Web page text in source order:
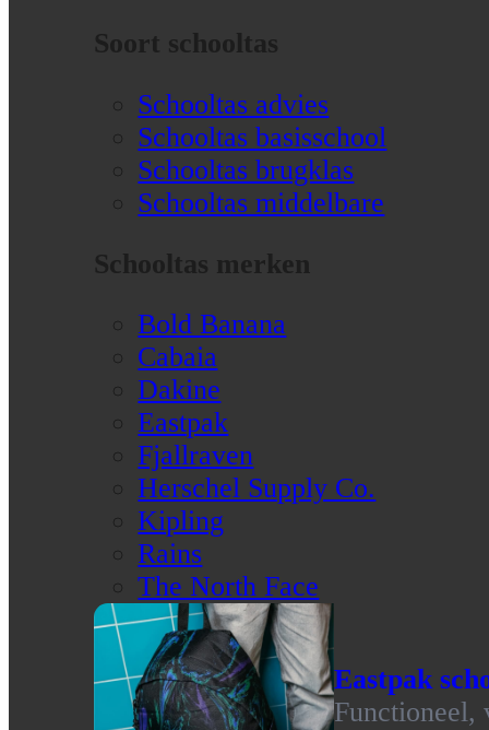
Soort schooltas
Schooltas advies
Schooltas basisschool
Schooltas brugklas
Schooltas middelbare
Schooltas merken
Bold Banana
Cabaia
Dakine
Eastpak
Fjallraven
Herschel Supply Co.
Kipling
Rains
The North Face
Eastpak
Functioneel,